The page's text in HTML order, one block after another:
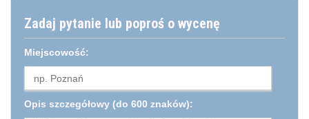
Zadaj pytanie lub poproś o wycenę
Miejscowość:
Opis szczegółowy (do 600 znaków):